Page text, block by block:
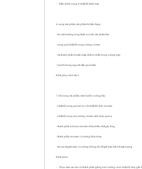
- Điều chỉnh nung ở nhiệt độ thích hợp
6. nung sản phẩm, sản phẩm bị biến dạng:
- do môi trường nung thiếu oxi nên sản phẩm đen
- nung quá nhiệt độ nung xương và men
- các thành phần bị mất và tạp chất có nhiều trong xương men
- bọt khí trong nguyên liệu quá nhiều
Khắc phục: như câu 5
7. khi nung sản phẩm, men bị dồn xuống đáy:
- nhiệt độ nung quá cao so với nhiệt độ chảy của men
- nhiệt độ nung của xương và men cách nhau quá xa
- thành phần hóa học của men chữa nhiều chất gây lỏng
- thành phần của men và xương khác nhau
- lực ma sát giữa men và xương không đủ để giữ men trên bề mặt xương
Khắc phục:
- Chọn men sao cho có thành phần giống như xương và có nhiệt độ chảy gần